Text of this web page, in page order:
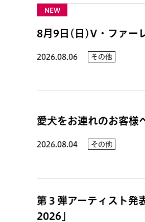
NEW
8月9日(日)V・ファー
2026.08.06 その他
愛犬をお連れのお客様
2026.08.04 その他
第３弾アーティスト発
2026」